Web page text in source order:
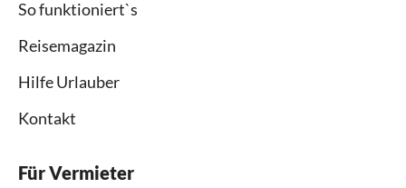
So funktioniert`s
Reisemagazin
Hilfe Urlauber
Kontakt
Für Vermieter